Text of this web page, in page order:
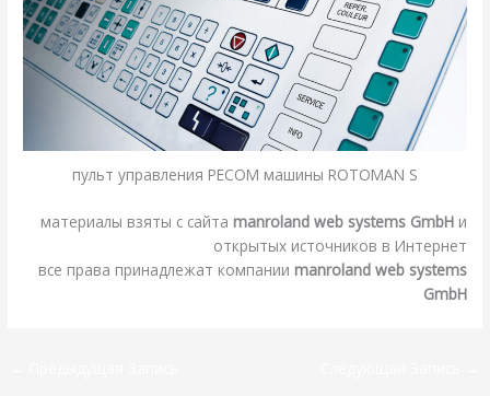
пульт управления PECOM машины ROTOMAN S
материалы взяты с сайта manroland web systems GmbHи
открытых источников в Интернет
все права принадлежат компании manroland web systems
GmbH